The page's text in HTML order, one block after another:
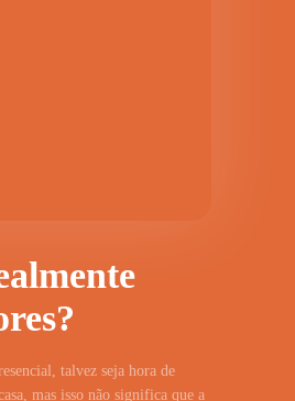
talvez seja hora de
mas isso não significa que a